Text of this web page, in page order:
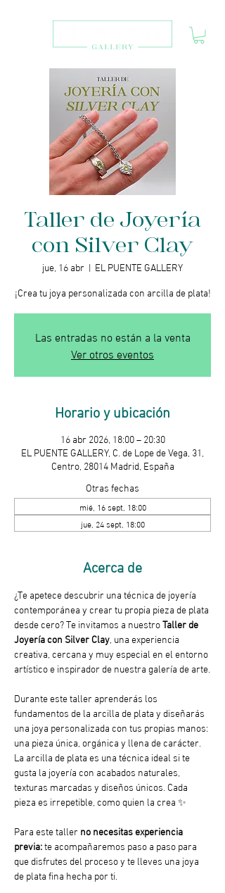
Taller de Joyería
con Silver Clay
jue, 16 abr
  |
EL PUENTE GALLERY
¡Crea tu joya personalizada con arcilla de plata!
Las entradas no están a la venta
Ver otros eventos
Horario y ubicación
16 abr 2026, 18:00 – 20:30
EL PUENTE GALLERY, C. de Lope de Vega, 31,
Centro, 28014 Madrid, España
Otras fechas
mié, 16 sept, 18:00
jue, 24 sept, 18:00
Acerca de
¿Te apetece descubrir una técnica de joyería
contemporánea y crear tu propia pieza de plata
desde cero? Te invitamos a nuestro Taller de
Joyería con Silver Clay, una experiencia
creativa, cercana y muy especial en el entorno
artístico e inspirador de nuestra galería de arte.
Durante este taller aprenderás los
fundamentos de la arcilla de plata y diseñarás
una joya personalizada con tus propias manos:
una pieza única, orgánica y llena de carácter.
La arcilla de plata es una técnica ideal si te
gusta la joyería con acabados naturales,
texturas marcadas y diseños únicos. Cada
pieza es irrepetible, como quien la crea ✨
Para este taller no necesitas experiencia
previa: te acompañaremos paso a paso para
que disfrutes del proceso y te lleves una joya
de plata fina hecha por ti.